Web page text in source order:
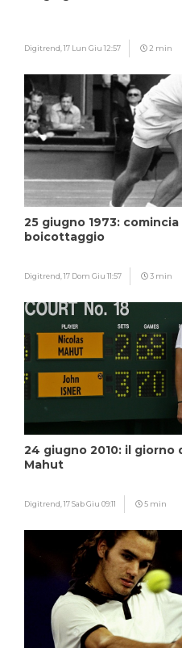
Digitrend,17 Lun Giu 12:57 2 min
25 giugno 1973:
boicottaggio
Digitrend,17 Dom Giu 11:57 3 min
24 giugno 2010: il giorno
Mahut
Digitrend,17 Sab Giu 09:11 5 min